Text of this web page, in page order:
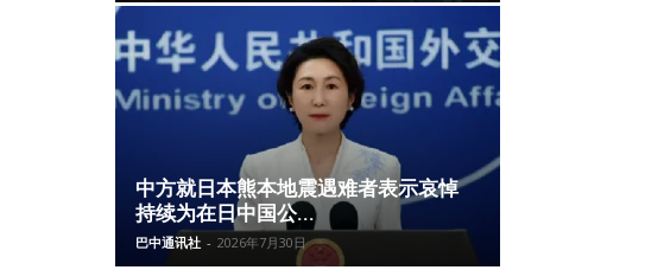
中方就日本熊本地震遇难者表示哀悼
持续为在日中国公...
巴中通讯社 - 2026年7月30日